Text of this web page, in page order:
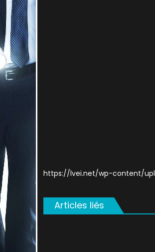
https://lvei.net/wp-content/
Articles liés